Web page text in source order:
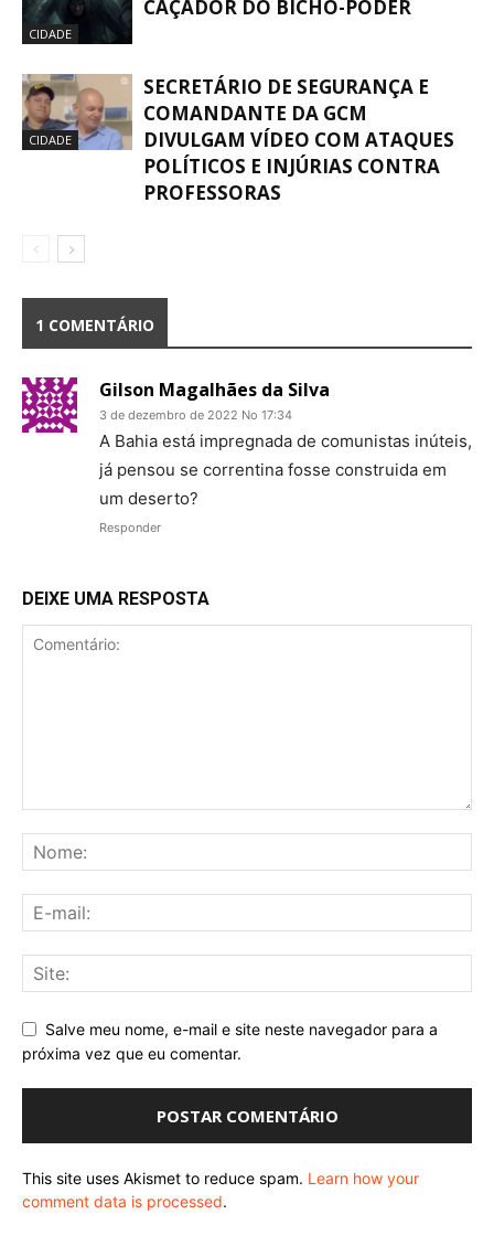
CIDADE
CAÇADOR DO BICHO-PODER
CIDADE
SECRETÁRIO DE SEGURANÇA E
COMANDANTE DA GCM
DIVULGAM VÍDEO COM ATAQUES
POLÍTICOS E INJÚRIAS CONTRA
PROFESSORAS
1 COMENTÁRIO
Gilson Magalhães da Silva
3 de dezembro de 2022 No 17:34
A Bahia está impregnada de comunistas inúteis,
já pensou se correntina fosse construida em
um deserto?
Responder
DEIXE UMA RESPOSTA
Salve meu nome, e-mail e site neste navegador para a
próxima vez que eu comentar.
This site uses Akismet to reduce spam. Learn how your
comment data is processed.